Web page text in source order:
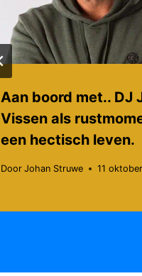
Aan boord met.. DJ
Vissen als
een hectisch leven.
Door Johan Struwe 11